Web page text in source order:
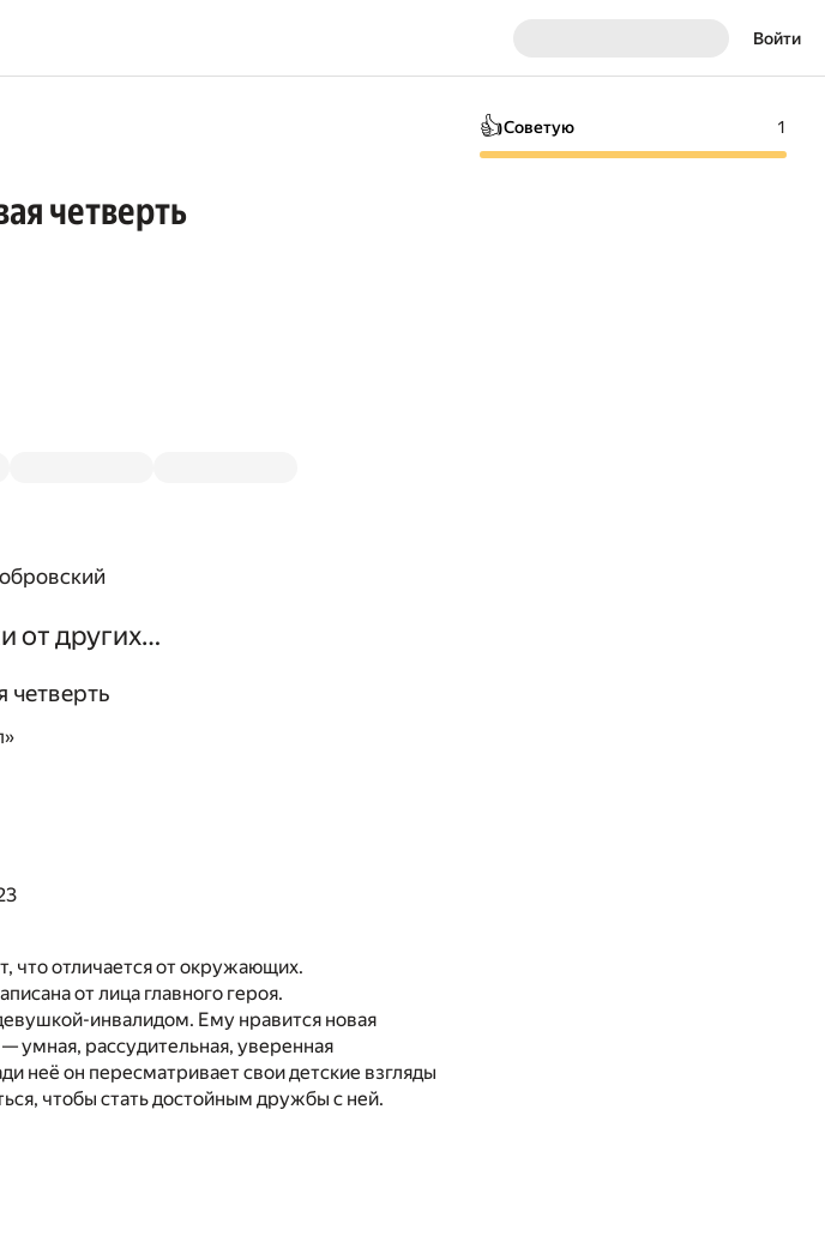
Войти
четверть
от других…
четверть
что отличается от окружающих.
от лица главного героя.
инвалидом. Ему нравится новая
умная, рассудительная, уверенная
неё он пересматривает свои детские взгляды
чтобы стать достойным дружбы с ней.
👍Советую 1